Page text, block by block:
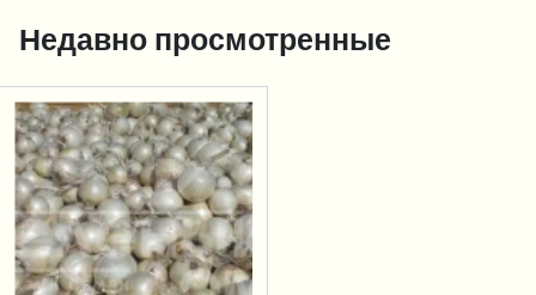
Недавно просмотренные